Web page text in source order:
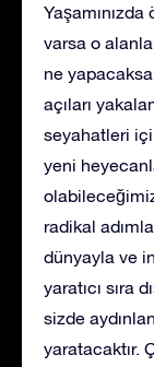
varsa o
ne
açıları
seyahatleri
yeni
radikal
dünyayla ve
yaratıcı sıra
sizde
yaratacaktır.